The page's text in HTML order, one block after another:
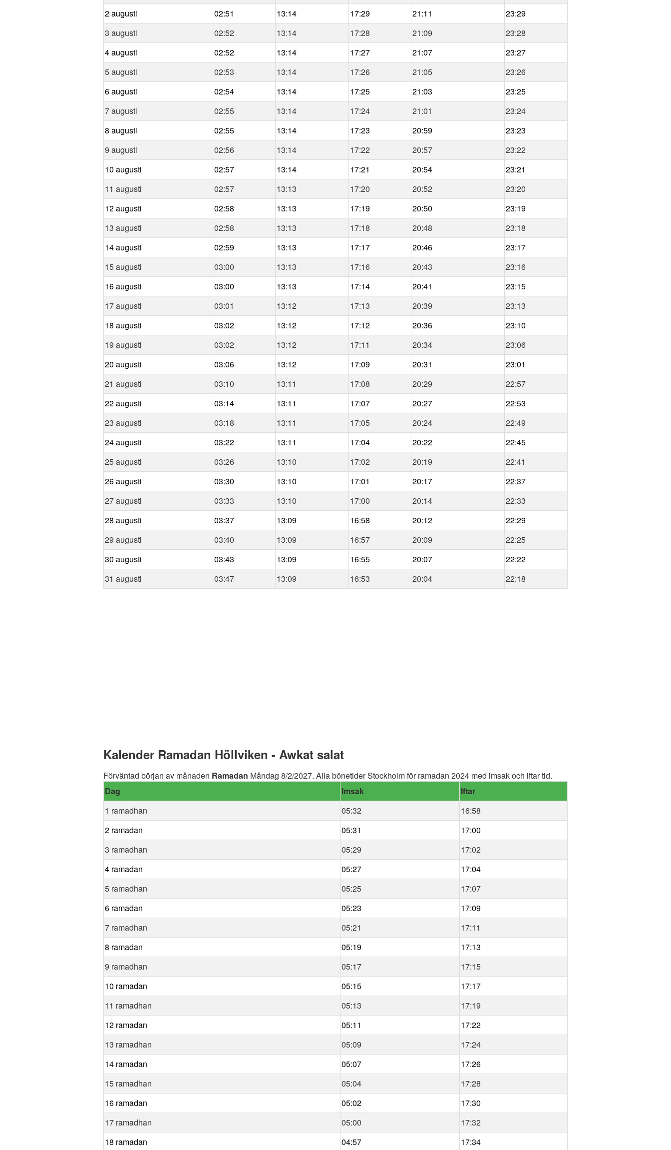
2 augusti
02:51 13:14 17:29 21:11
23:29
3 augusti
02:52 13:14 17:28 21:09
23:28
4 augusti
02:52 13:14 17:27 21:07
23:27
5 augusti
02:53 13:14 17:26 21:05
23:26
6 augusti
02:54 13:14 17:25 21:03
23:25
7 augusti
02:55 13:14 17:24 21:01
23:24
8 augusti
02:55 13:14 17:23 20:59
23:23
9 augusti
02:56 13:14 17:22 20:57
23:22
10 augusti
02:57 13:14 17:21 20:54
23:21
11 augusti
02:57 13:13 17:20 20:52
23:20
12 augusti
02:58 13:13 17:19 20:50
23:19
13 augusti
02:58 13:13 17:18 20:48
23:18
14 augusti
02:59 13:13 17:17 20:46
23:17
15 augusti
03:00 13:13 17:16 20:43
23:16
16 augusti
03:00 13:13 17:14 20:41
23:15
17 augusti
03:01 13:12 17:13 20:39
23:13
18 augusti
03:02 13:12 17:12 20:36
23:10
19 augusti
03:02 13:12 17:11 20:34
23:06
20 augusti
03:06 13:12 17:09 20:31
23:01
21 augusti
03:10 13:11 17:08 20:29
22:57
22 augusti
03:14 13:11 17:07 20:27
22:53
23 augusti
03:18 13:11 17:05 20:24
22:49
24 augusti
03:22 13:11 17:04 20:22
22:45
25 augusti
03:26 13:10 17:02 20:19
22:41
26 augusti
03:30 13:10 17:01 20:17
22:37
27 augusti
03:33 13:10 17:00 20:14
22:33
28 augusti
03:37 13:09 16:58 20:12
22:29
29 augusti
03:40 13:09 16:57 20:09
22:25
30 augusti
03:43 13:09 16:55 20:07
22:22
31 augusti
03:47 13:09 16:53 20:04 22:18
Kalender Ramadan Höllviken - Awkat salat
Förväntad början av månaden Ramadan Måndag 8/2/2027. Alla bönetider Stockholm för ramadan 2024 med imsak och iftar tid.
Dag
Imsak
Iftar
1 ramadhan
05:32
16:58
2 ramadan
05:31
17:00
3 ramadhan
05:29
17:02
4 ramadan
05:27
17:04
5 ramadhan
05:25
17:07
6 ramadan
05:23
17:09
7 ramadhan
05:21
17:11
8 ramadan
05:19
17:13
9 ramadhan
05:17
17:15
10 ramadan
05:15
17:17
11 ramadhan
05:13
17:19
12 ramadan
05:11
17:22
13 ramadhan
05:09
17:24
14 ramadan
05:07
17:26
15 ramadhan
05:04
17:28
16 ramadan
05:02
17:30
17 ramadhan
05:00
17:32
18 ramadan
04:57 17:34